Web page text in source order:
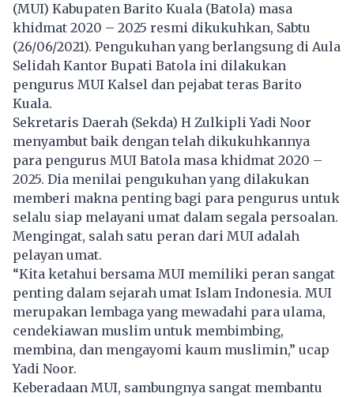
(MUI) Kabupaten Barito Kuala (Batola) masa
khidmat 2020 – 2025 resmi dikukuhkan, Sabtu
(26/06/2021). Pengukuhan yang berlangsung di Aula
Selidah Kantor Bupati Batola ini dilakukan
pengurus MUI Kalsel dan pejabat teras Barito
Kuala.
Sekretaris Daerah (Sekda) H Zulkipli Yadi Noor
menyambut baik dengan telah dikukuhkannya
para pengurus MUI Batola masa khidmat 2020 –
2025. Dia menilai pengukuhan yang dilakukan
memberi makna penting bagi para pengurus untuk
selalu siap melayani umat dalam segala persoalan.
Mengingat, salah satu peran dari MUI adalah
pelayan umat.
“Kita ketahui bersama MUI memiliki peran sangat
penting dalam sejarah umat Islam Indonesia. MUI
merupakan lembaga yang mewadahi para ulama,
cendekiawan muslim untuk membimbing,
membina, dan mengayomi kaum muslimin,” ucap
Yadi Noor.
Keberadaan MUI, sambungnya sangat membantu